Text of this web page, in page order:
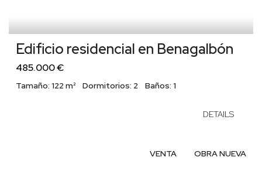
Edificio residencial en Benagalbón
485.000 €
Tamaño: 122 m² Dormitorios: 2 Baños: 1
DETAILS
OBRA NUEVA
VENTA